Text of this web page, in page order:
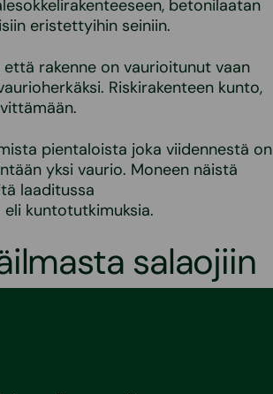
betonilaatan
eristettyihin seiniin.
rakenne on vaurioitunut vaan
Riskirakenteen kunto,
pientaloista joka viidennestä on
yksi vaurio. Moneen näistä
laaditussa
kuntotutkimuksia.
salaojiin
pientaloihin tarjottavista
ja sisäilmatutkimuksen